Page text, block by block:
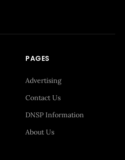
PAGES
Advertising
Contact Us
DNSP Information
About Us